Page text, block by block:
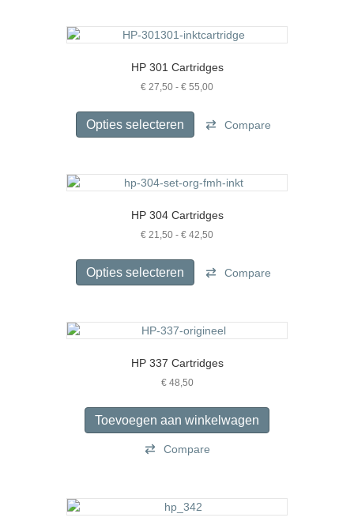
HP 301 Cartridges
€ 27,50 - € 55,00Prijsklasse:
€ 55,00
Opties selecteren
product
Deze
kan
gekozen
de
Compare
HP 304 Cartridges
€ 21,50 - € 42,50Prijsklasse:
€ 42,50
Opties selecteren
product
Deze
kan
op
de
Compare
HP 337 Cartridges
€48,50
Toevoegen aan winkelwagen
Compare